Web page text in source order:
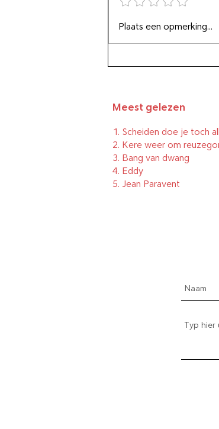
Ontspan uw tenen
ogen en ontfrons
Plaats een opmerking...
Meest gelezen
1. Scheiden doe je toch
2. Kere weer om
3. Bang van dwang
4. Eddy
5. Jean Paravent